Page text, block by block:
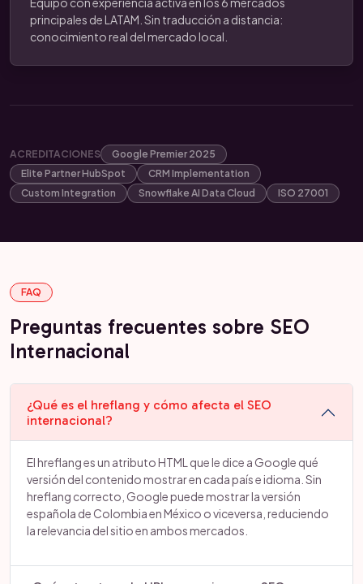
principales de LATAM. Sin traducción a distancia:
conocimiento real del mercado local.
ACREDITACIONES
Google Premier 2025
Elite Partner HubSpot
CRM Implementation
Custom Integration
Snowflake AI Data Cloud ISO 27001
FAQ
Preguntas frecuentes sobre SEO
Internacional
¿Qué es el hreflang y cómo afecta el SEO
internacional?
El hreflang es un atributo HTML que le dice a Google qué
versión del contenido mostrar en cada país e idioma. Sin
hreflang correcto, Google puede mostrar la versión
española de Colombia en México o viceversa, reduciendo
la relevancia del sitio en ambos mercados.